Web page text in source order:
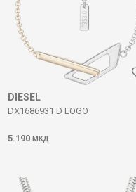
DIESEL
DX1686931 D LOGO
5.190 МКД